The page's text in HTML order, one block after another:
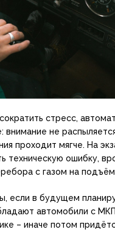
стресс,
внимание не
проходит мягче. На
техническую ошибку,
с газом на
если в будущем
автомобили с
– иначе потом